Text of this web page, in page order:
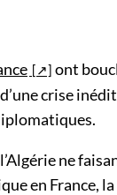
ont
crise
ne
en France,